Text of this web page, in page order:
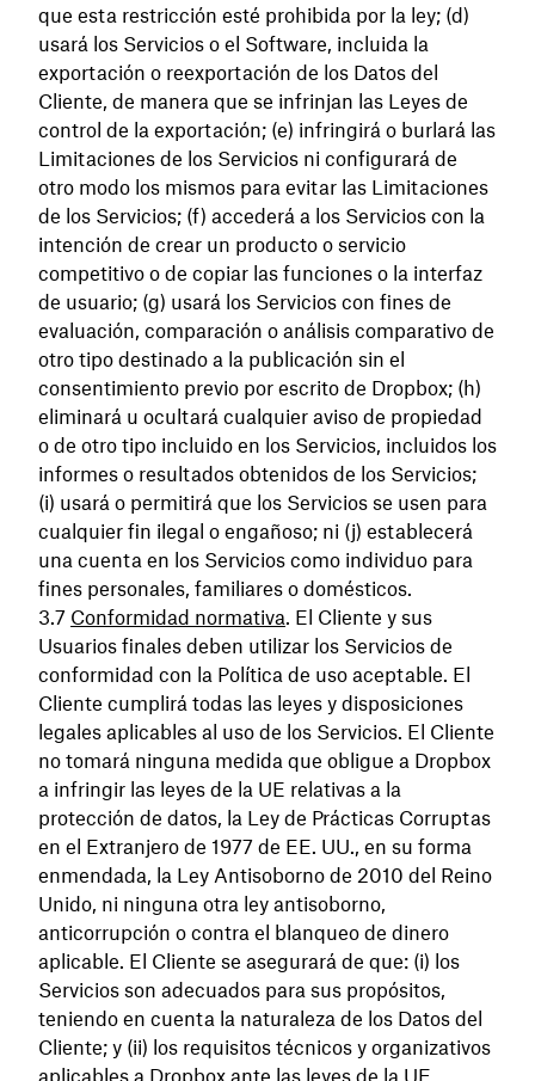
que esta restricción esté prohibida por la ley; (d)
usará los Servicios o el Software, incluida la
exportación o reexportación de los Datos del
Cliente, de manera que se infrinjan las Leyes de
control de la exportación; (e) infringirá o burlará las
Limitaciones de los Servicios ni configurará de
otro modo los mismos para evitar las Limitaciones
de los Servicios; (f) accederá a los Servicios con la
intención de crear un producto o servicio
competitivo o de copiar las funciones o la interfaz
de usuario; (g) usará los Servicios con fines de
evaluación, comparación o análisis comparativo de
otro tipo destinado a la publicación sin el
consentimiento previo por escrito de Dropbox; (h)
eliminará u ocultará cualquier aviso de propiedad
o de otro tipo incluido en los Servicios, incluidos los
informes o resultados obtenidos de los Servicios;
(i) usará o permitirá que los Servicios se usen para
cualquier fin ilegal o engañoso; ni (j) establecerá
una cuenta en los Servicios como individuo para
fines personales, familiares o domésticos.
Conformidad normativa. El Cliente y sus
Usuarios finales deben utilizar los Servicios de
conformidad con la Política de uso aceptable. El
Cliente cumplirá todas las leyes y disposiciones
legales aplicables al uso de los Servicios. El Cliente
no tomará ninguna medida que obligue a Dropbox
a infringir las leyes de la UE relativas a la
protección de datos, la Ley de Prácticas Corruptas
en el Extranjero de 1977 de EE. UU., en su forma
enmendada, la Ley Antisoborno de 2010 del Reino
Unido, ni ninguna otra ley antisoborno,
anticorrupción o contra el blanqueo de dinero
aplicable. El Cliente se asegurará de que: (i) los
Servicios son adecuados para sus propósitos,
teniendo en cuenta la naturaleza de los Datos del
Cliente; y (ii) los requisitos técnicos y organizativos
aplicables a Dropbox ante las leyes de la UE